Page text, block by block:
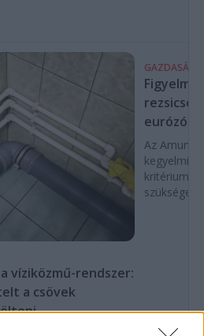
víziközmű-rendszer:
a csövek
GAZDASÁG
Az Amundi
kegyelmi